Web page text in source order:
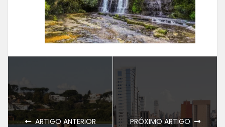
ARTIGO ANTERIOR PRÓXIMO ARTIGO